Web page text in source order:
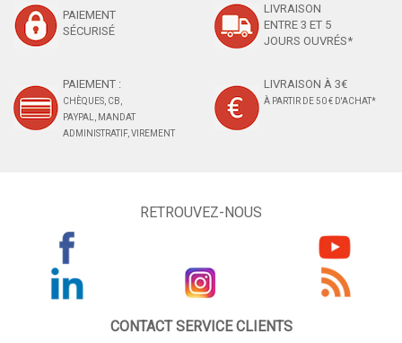
PAIEMENT
SÉCURISÉ
LIVRAISON
ENTRE 3 ET 5
JOURS OUVRÉS*
PAIEMENT :
CHÈQUES, CB,
PAYPAL, MANDAT
ADMINISTRATIF, VIREMENT
LIVRAISON À 3€
À PARTIR DE 50 € D'ACHAT*
RETROUVEZ-NOUS
CONTACT SERVICE CLIENTS